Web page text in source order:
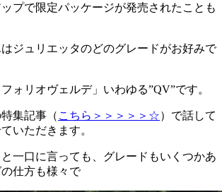
プで限定パッケージが発売されたことも
ジュリエッタのどのグレードがお好みで
ォリオヴェルデ」いわゆる”QV”です。
集記事（ こちら＞＞＞＞＞☆）で話して
いただきます。
と一口に言っても、グレードもいくつかあ
仕方も様々で